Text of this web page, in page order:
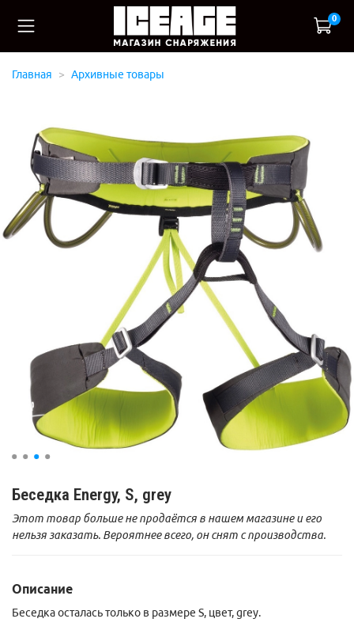
0
Главная Архивные товары
Беседка Energy, S, grey
Этот товар больше не продаётся в нашем магазине и его
нельзя заказать. Вероятнее всего, он снят с производства.
Описание
Беседка осталась только в размере S, цвет, grey.